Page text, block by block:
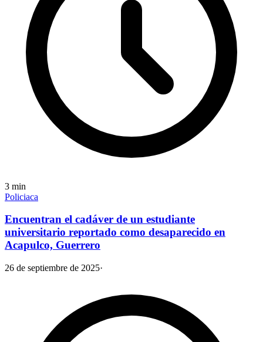
3 min
Policiaca
Encuentran el cadáver de un estudiante
universitario reportado como desaparecido en
Acapulco, Guerrero
26 de septiembre de 2025·